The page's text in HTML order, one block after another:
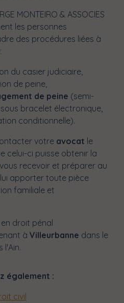
MONTEIRO & ASSOCIES
les personnes
des procédures liées à
:
du casier judiciaire,
de peine,
de peine (semi-
bracelet électronique,
conditionnelle).
votre avocat le
celui-ci puisse obtenir la
recevoir et préparer au
apporter toute pièce
familiale et
droit pénal
à Villeurbanne dans le
l'Ain.
également :
civil